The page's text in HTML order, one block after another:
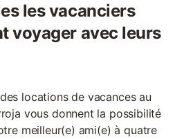
les vacanciers
voyager avec leurs
locations de vacances au
vous donnent la possibilité
meilleur(e) ami(e) à quatre